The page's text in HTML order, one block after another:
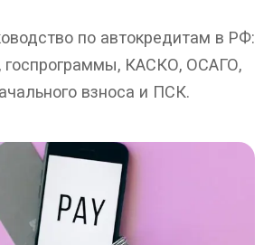
по автокредитам в РФ:
госпрограммы, КАСКО, ОСАГО,
взноса и ПСК.